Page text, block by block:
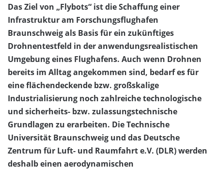
Das Ziel von „Flybots“ ist die Schaffung einer
Infrastruktur am Forschungsflughafen
Braunschweig als Basis für ein zukünftiges
Drohnentestfeld in der anwendungsrealistischen
Umgebung eines Flughafens. Auch wenn Drohnen
bereits im Alltag angekommen sind, bedarf es für
eine flächendeckende bzw. großskalige
Industrialisierung noch zahlreiche technologische
und sicherheits- bzw. zulassungstechnische
Grundlagen zu erarbeiten. Die Technische
Universität Braunschweig und das Deutsche
Zentrum für Luft- und Raumfahrt e.V. (DLR) werden
deshalb einen aerodynamischen